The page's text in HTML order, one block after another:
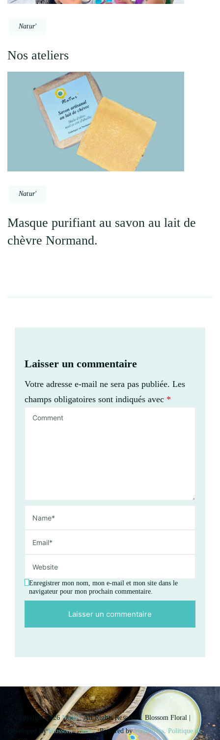
Natur'
Nos ateliers
Natur'
Masque purifiant au savon au lait de
chèvre Normand.
Laisser un commentaire
Votre adresse e-mail ne sera pas publiée. Les
champs obligatoires sont indiqués avec *
Enregistrer mon nom, mon e-mail et mon site dans le
navigateur pour mon prochain commentaire.
© Copyright 2026Natur'. All Rights Reserved.Blossom Floral |
Developed ByBlossom Themes. Powered byWordPress. Politique de